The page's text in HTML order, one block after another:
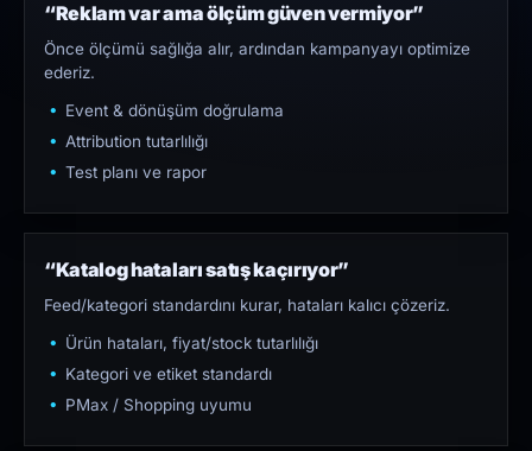
“Reklam var ama ölçüm güven vermiyor”
Önce ölçümü sağlığa alır, ardından kampanyayı optimize
ederiz.
Event & dönüşüm doğrulama
Attribution tutarlılığı
Test planı ve rapor
“Katalog hataları satış kaçırıyor”
Feed/kategori standardını kurar, hataları kalıcı çözeriz.
Ürün hataları, fiyat/stock tutarlılığı
Kategori ve etiket standardı
PMax / Shopping uyumu